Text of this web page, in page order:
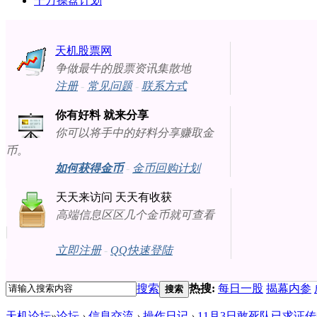
天机股票网
争做最牛的股票资讯集散地
注册- 常见问题- 联系方式
你有好料 就来分享
你可以将手中的好料分享赚取金
币。
如何获得金币- 金币回购计划
天天来访问 天天有收获
高端信息区区几个金币就可查看
立即注册- QQ快速登陆
搜索 搜索 热搜: 每日一股 揭幕内参